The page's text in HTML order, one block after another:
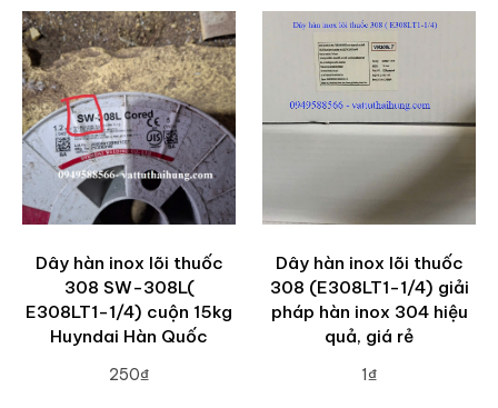
Dây hàn inox lõi thuốc
308 SW-308L(
E308LT1-1/4) cuộn 15kg
Huyndai Hàn Quốc
250₫
Dây hàn inox lõi thuốc
308 (E308LT1-1/4) giải
pháp hàn inox 304 hiệu
quả, giá rẻ
1₫